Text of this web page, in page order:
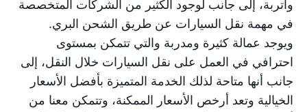
وأتربة، إلى جانب لوجود الكثير من الشركات المتخصصة
في مهمة نقل السيارات عن طريق الشحن البري.
ويوجد عمالة كثيرة ومدربة والتي تتمكن بمستوى
احترافي في العمل على نقل السيارات خلال النقل، إلى
جانب أنها متاحة لذلك الخدمة المتميزة بأفضل الأسعار
الخيالية وتعد أرخص الأسعار الممكنة، وتتمكن معنا من